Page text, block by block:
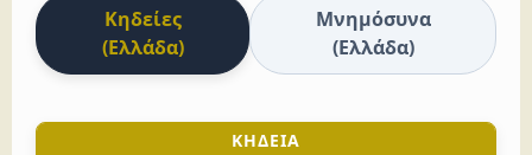
Κηδείες
(Ελλάδα)
Μνημόσυνα
(Ελλάδα)
ΚΗΔΕΙΑ